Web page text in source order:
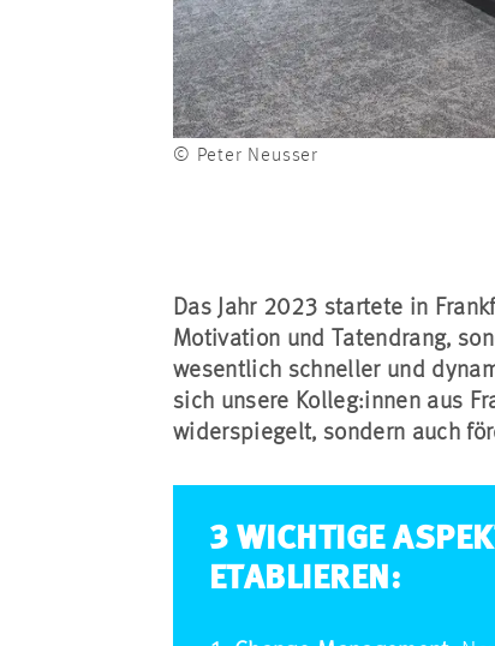
© Peter Neusser
Das Jahr 2023 startete in
Motivation und Tatendrang,
wesentlich schneller und
sich unsere Kolleg:innen aus
widerspiegelt, sondern auch
3 WICHTIGE
ETABLIEREN: